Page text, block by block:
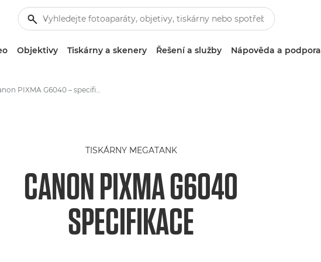
Objektivy Tiskárny a skenery Řešení a služby Nápověda a podpora
Canon PIXMA G6040 – specifikace
TISKÁRNY MEGATANK
CANON PIXMA G6040
SPECIFIKACE